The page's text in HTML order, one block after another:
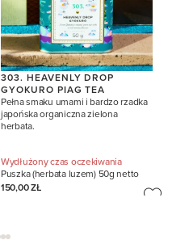
303. HEAVENLY DROP
GYOKURO PIAG TEA
Pełna smaku umami i bardzo rzadka
japońska organiczna zielona
herbata.
Wydłużony czas oczekiwania
Puszka (herbata luzem) 50g netto
150,00 ZŁ